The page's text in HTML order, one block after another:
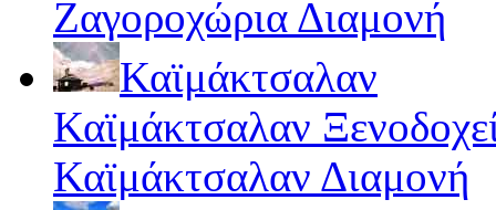
Ζαγοροχώρια Διαμονή
Καϊμάκτσαλαν
Καϊμάκτσαλαν
Καϊμάκτσαλαν Διαμονή